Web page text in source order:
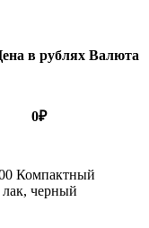
в рублях Валюта
0₽
Компактный
черный